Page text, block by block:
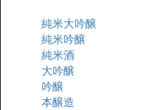
純米大吟醸
純米吟醸
純米酒
大吟醸
吟醸
本醸造